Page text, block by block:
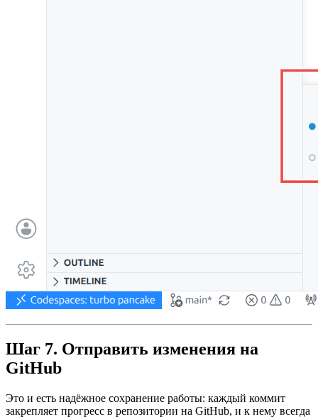
Шаг 7. Отправить изменения на
GitHub
Это и есть надёжное сохранение работы: каждый коммит
закрепляет прогресс в репозитории на GitHub, и к нему всегда